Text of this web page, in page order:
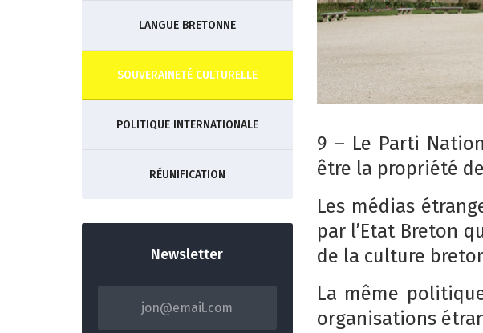
LANGUE BRETONNE
SOUVERAINETÉ CULTURELLE
POLITIQUE INTERNATIONALE
RÉUNIFICATION
Newsletter
9 – Le Parti
être la propriété
Les médias
par l’Etat Breton
de la culture
La même
organisations